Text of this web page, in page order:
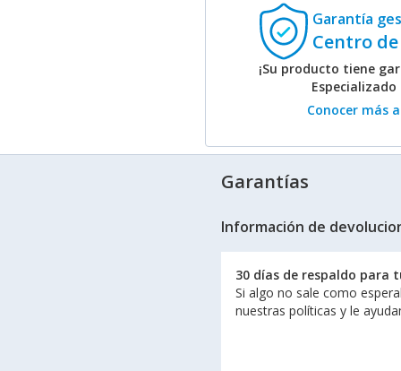
Garantía
Centro
¡Su producto tiene
Especializado
Conocer más
Garantías
Información de
30 días de respaldo para
Si algo no sale como
nuestras políticas y le